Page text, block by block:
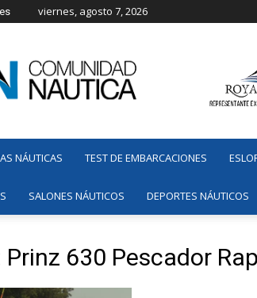
viernes, agosto 7, 2026
Náutica
NÁUTICAS TEST DE EMBARCACIONES
SALONES NÁUTICOS DEPORTES NÁUTICOS
630 Pescador